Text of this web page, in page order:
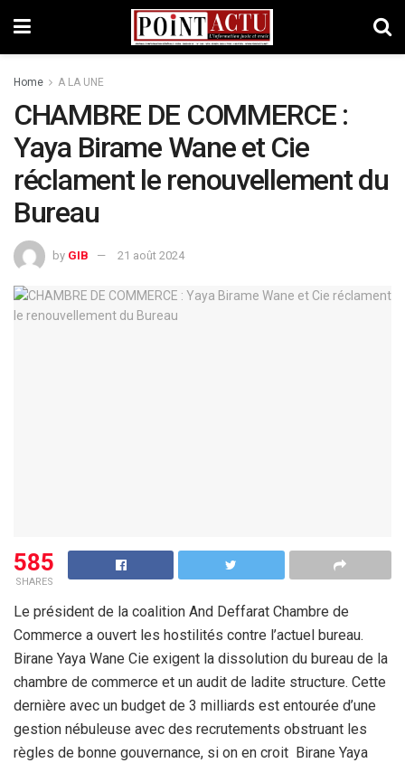
Home A LA UNE
CHAMBRE DE COMMERCE :
Yaya Birame Wane et Cie
réclament le renouvellement du
Bureau
by GIB 21 août 2024
585
SHARES
Le président de la coalition And Deffarat Chambre de
Commerce a ouvert les hostilités contre l’actuel bureau.
Birane Yaya Wane Cie exigent la dissolution du bureau de la
chambre de commerce et un audit de ladite structure. Cette
dernière avec un budget de 3 milliards est entourée d’une
gestion nébuleuse avec des recrutements obstruant les
règles de bonne gouvernance, si on en croit Birane Yaya